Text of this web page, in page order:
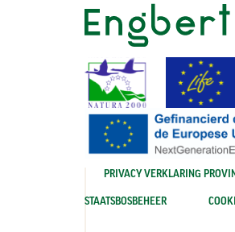
PRIVACY VERKLARING
STAATSBOSBEHEER